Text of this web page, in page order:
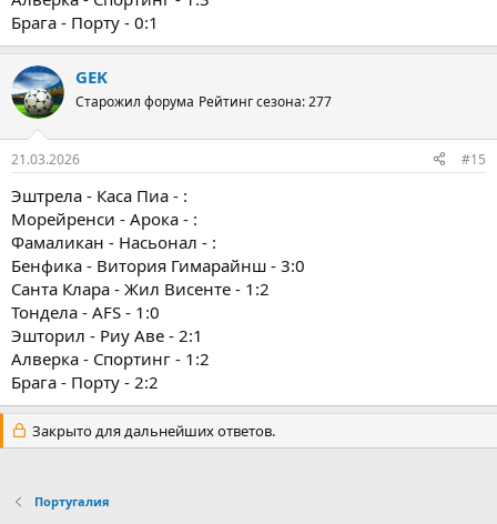
Брага - Порту - 0:1
GEK
Старожил форума Рейтинг сезона: 277
21.03.2026 #15
Эштрела - Каса Пиа - :
Морейренси - Арока - :
Фамаликан - Насьонал - :
Бенфика - Витория Гимарайнш - 3:0
Санта Клара - Жил Висенте - 1:2
Тондела - AFS - 1:0
Эшторил - Риу Аве - 2:1
Алверка - Спортинг - 1:2
Брага - Порту - 2:2
Закрыто для дальнейших ответов.
Португалия